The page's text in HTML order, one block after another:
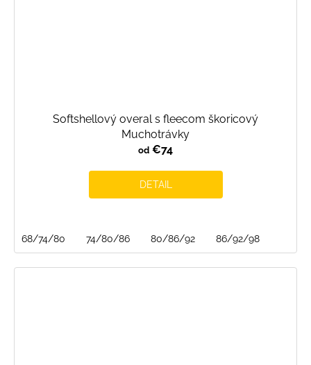
Softshellový overal s fleecom škoricový
Muchotrávky
od €74
DETAIL
68/74/80 74/80/86 80/86/92 86/92/98